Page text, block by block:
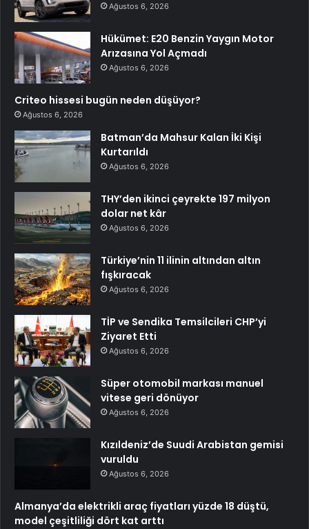
Ağustos 6, 2026
Hükümet: E20 Benzin Yaygın Motor
Arızasına Yol Açmadı
Ağustos 6, 2026
Criteo hissesi bugün neden düşüyor?
Ağustos 6, 2026
Batman’da Mahsur Kalan İki Kişi
Kurtarıldı
Ağustos 6, 2026
THY’den ikinci çeyrekte 197 milyon
dolar net kâr
Ağustos 6, 2026
Türkiye’nin 11 ilinin altından altın
fışkıracak
Ağustos 6, 2026
TİP ve Sendika Temsilcileri CHP’yi
Ziyaret Etti
Ağustos 6, 2026
Süper otomobil markası manuel
vitese geri dönüyor
Ağustos 6, 2026
Kızıldeniz’de Suudi Arabistan gemisi
vuruldu
Ağustos 6, 2026
Almanya’da elektrikli araç fiyatları yüzde 18 düştü,
model çeşitliliği dört kat arttı